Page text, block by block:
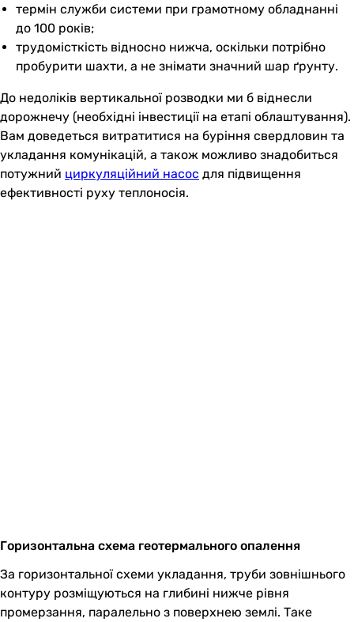
термін служби системи при грамотному обладнанні
до 100 років;
трудомісткість відносно нижча, оскільки потрібно
пробурити шахти, а не знімати значний шар ґрунту.
До недоліків вертикальної розводки ми б віднесли
дорожнечу (необхідні інвестиції на етапі облаштування).
Вам доведеться витратитися на буріння свердловин та
укладання комунікацій, а також можливо знадобиться
потужний циркуляційний насос для підвищення
ефективності руху теплоносія.
Горизонтальна схема геотермального опалення
За горизонтальної схеми укладання, труби зовнішнього
контуру розміщуються на глибині нижче рівня
промерзання, паралельно з поверхнею землі. Таке